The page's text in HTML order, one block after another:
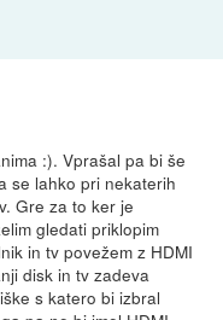
:). Vprašal pa bi še
se lahko pri nekaterih
Gre za to ker je
gledati priklopim
in tv povežem z HDMI
disk in tv zadeva
s katero bi izbral